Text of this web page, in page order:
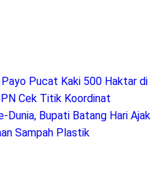
Pucat Kaki 500 Haktar di
Cek Titik Koordinat
Dunia, Bupati Batang Hari Ajak
Sampah Plastik